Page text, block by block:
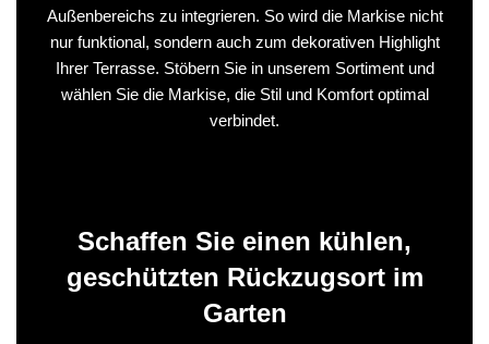
Außenbereichs zu integrieren. So wird die Markise nicht
nur funktional, sondern auch zum dekorativen Highlight
Ihrer Terrasse. Stöbern Sie in unserem Sortiment und
wählen Sie die Markise, die Stil und Komfort optimal
verbindet.
Schaffen Sie einen kühlen,
geschützten Rückzugsort im
Garten